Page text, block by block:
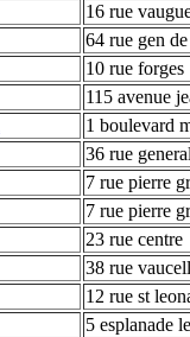
16 rue
64 rue gen
10 rue forges
115 avenue
1 boulevard
36 rue
7 rue pierre
7 rue pierre
23 rue centre
38 rue
12 rue st
5 esplanade